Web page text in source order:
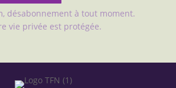
désabonnement à tout moment.
vie privée est protégée.